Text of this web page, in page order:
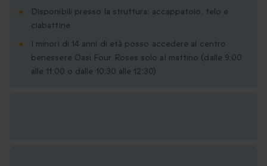
Disponibili presso la struttura: accappatoio, telo e
ciabattine
I minori di 14 anni di età posso accedere al centro
benessere Oasi Four Roses solo al mattino (dalle 9:00
alle 11:00 o dalle 10:30 alle 12:30)